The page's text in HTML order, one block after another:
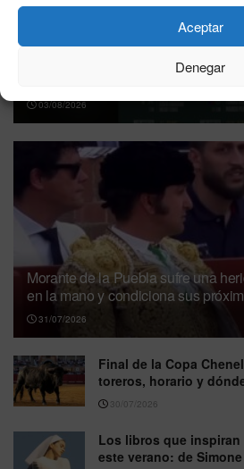
Aceptar
Denegar
Feria de la Albahaca de Huesca
entradas para ver a Roca Rey,
03/08/2026
Morante de la Puebla sufre una
en la mano y condiciona sus
31/07/2026
Final de la Copa
toreros, horario y
30/07/2026
Los libros que inspiran
este verano: de